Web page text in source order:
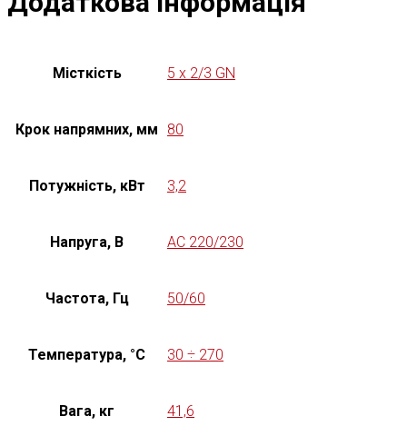
Місткість 5 x 2/3 GN
Крок напрямних, мм 80
Потужність, кВт 3,2
Напруга, В AC 220/230
Частота, Гц 50/60
Температура, °C 30 ÷ 270
Вага, кг 41,6